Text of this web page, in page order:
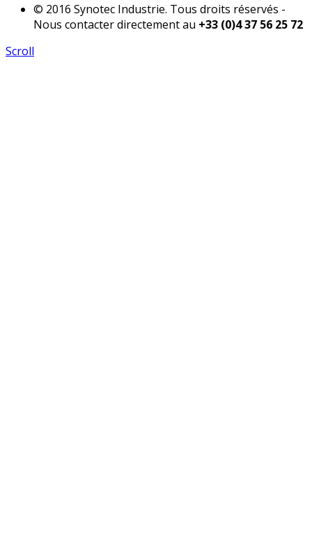
© 2016 Synotec Industrie. Tous droits réservés -
Nous contacter directement au +33 (0)4 37 56 25 72
Scroll